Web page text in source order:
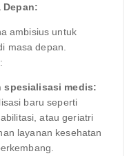
Depan:
ambisius untuk
masa depan.
spesialisasi medis:
baru seperti
atau geriatri
layanan kesehatan